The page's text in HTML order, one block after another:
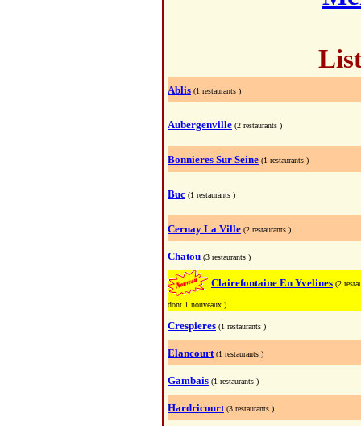
Ablis (1 restaurants )
Aubergenville (2 restaurants )
Bonnieres Sur Seine (1 restaurants )
Buc (1 restaurants )
Cernay La Ville (2 restaurants )
Chatou (3 restaurants )
Clairefontaine En Yvelines (2
dont 1 nouveaux )
Crespieres (1 restaurants )
Elancourt (1 restaurants )
Gambais (1 restaurants )
Hardricourt (3 restaurants )